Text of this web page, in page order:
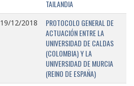
TAILANDIA
19/12/2018
PROTOCOLO GENERAL DE
ACTUACIÓN ENTRE LA
UNIVERSIDAD DE CALDAS
(COLOMBIA) Y LA
UNIVERSIDAD DE MURCIA
(REINO DE ESPAÑA)